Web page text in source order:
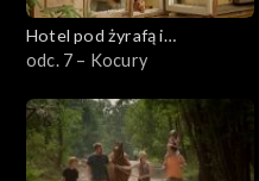
Hotel pod żyrafą i
nosorożcem
odc. 7 – Kocury